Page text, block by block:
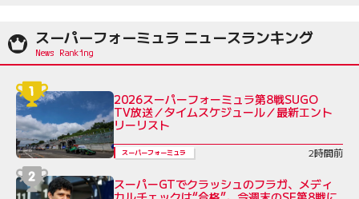
スーパーフォーミュラ ニュースランキング
2026スーパーフォーミュラ第8戦SUGO
TV放送／タイムスケジュール／最新エント
リーリスト
スーパーフォーミュラ 2時間前
スーパーGTでクラッシュのフラガ、メディ